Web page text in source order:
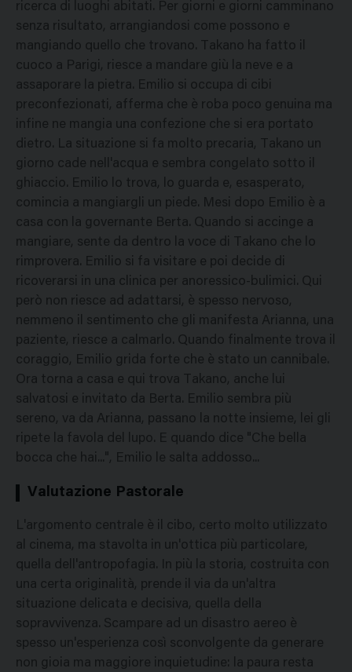
ricerca di luoghi abitati. Per giorni e giorni camminano
senza risultato, arrangiandosi come possono e
mangiando quello che trovano. Takano ha fatto il
cuoco a Parigi, riesce a mandare giù la neve e a
assaporare la pietra. Emilio si occupa di cibi
preconfezionati, afferma che è roba poco genuina ma
infine ne mangia una confezione che si era portato
dietro. La situazione si fa molto precaria, Takano un
giorno cade nell'acqua e sembra congelato sotto il
ghiaccio. Emilio lo trova, lo guarda e, esasperato,
comincia a mangiargli un piede. Mesi dopo Emilio è a
casa con la governante Berta. Quando si accinge a
mangiare, sente da dentro la voce di Takano che lo
rimprovera. Emilio si fa visitare e poi decide di
ricoverarsi in una clinica per anoressico-bulimici. Qui
però non riesce ad adattarsi, è spesso nervoso,
nemmeno il sentimento che gli manifesta Arianna, una
paziente, riesce a calmarlo. Quando finalmente trova il
coraggio, Emilio grida forte che è stato un cannibale.
Ora torna a casa e qui trova Takano, anche lui
salvatosi e invitato da Berta. Emilio sembra più
sereno, va da Arianna, passano la notte insieme, lei gli
ripete la favola del lupo. E quando dice "Che bella
bocca che hai...", Emilio le salta addosso...
Valutazione Pastorale
L'argomento centrale è il cibo, certo molto utilizzato
al cinema, ma stavolta in un'ottica più particolare,
quella dell'antropofagia. In più la storia, costruita con
una certa originalità, prende il via da un'altra
situazione delicata e decisiva, quella della
sopravvivenza. Scampare ad un disastro aereo è
spesso un'esperienza così sconvolgente da generare
non gioia ma maggiore inquietudine: la paura resta